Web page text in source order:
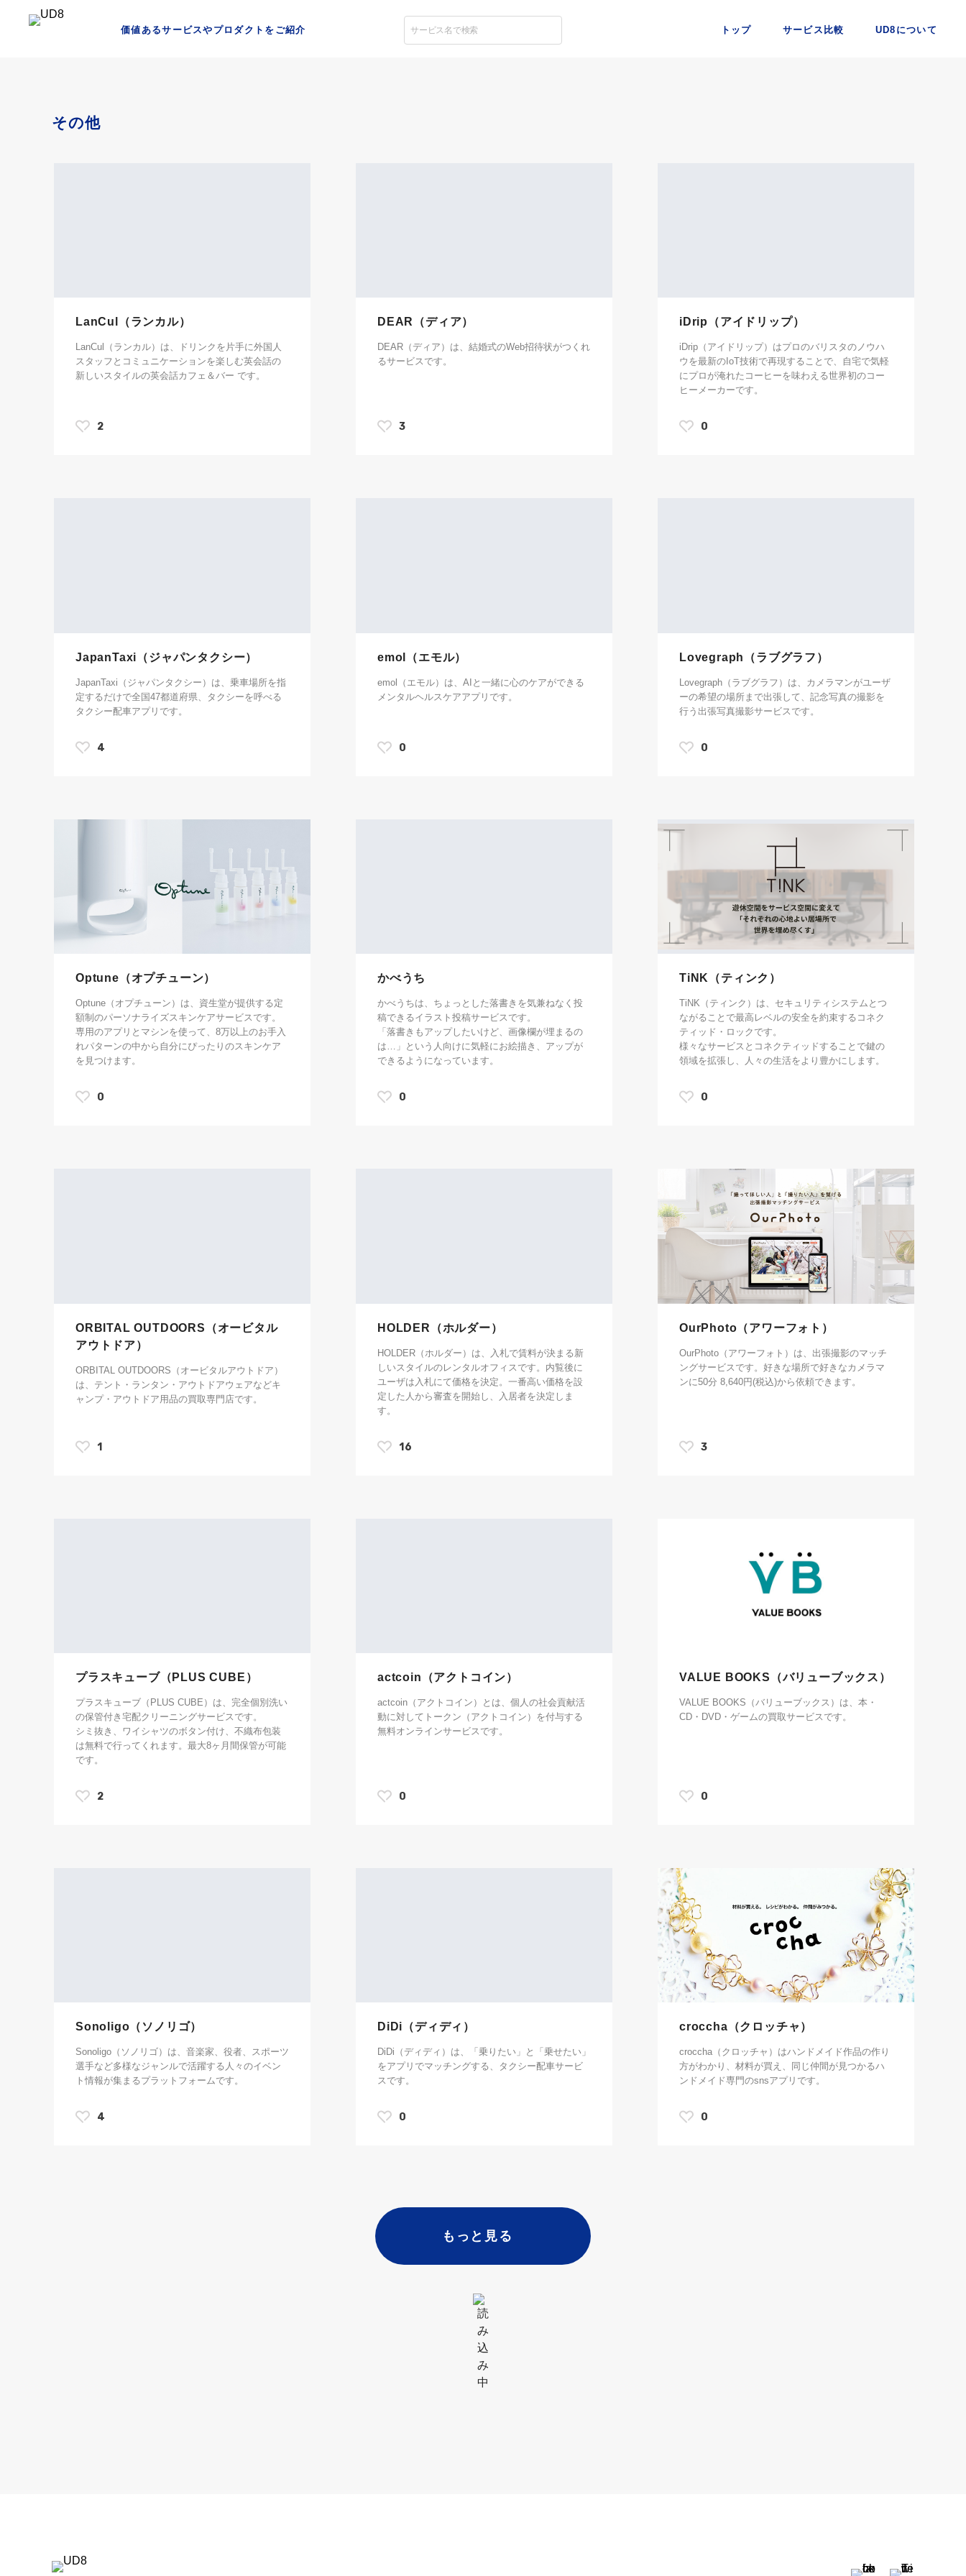
価値あるサービスやプロダクトをご紹介 トップ サービス比較 UD8について
その他
LanCul（ランカル）
LanCul（ランカル）は、ドリンクを片手に外国人
スタッフとコミュニケーションを楽しむ英会話の
新しいスタイルの英会話カフェ＆バー です。
2
DEAR（ディア）
DEAR（ディア）は、結婚式のWeb招待状がつくれ
るサービスです。
3
iDrip（アイドリップ）
iDrip（アイドリップ）はプロのバリスタのノウハ
ウを最新のIoT技術で再現することで、自宅で気軽
にプロが淹れたコーヒーを味わえる世界初のコー
ヒーメーカーです。
0
JapanTaxi（ジャパンタクシー）
JapanTaxi（ジャパンタクシー）は、乗車場所を指
定するだけで全国47都道府県、タクシーを呼べる
タクシー配車アプリです。
4
emol（エモル）
emol（エモル）は、AIと一緒に心のケアができる
メンタルヘルスケアアプリです。
0
Lovegraph（ラブグラフ）
Lovegraph（ラブグラフ）は、カメラマンがユーザ
ーの希望の場所まで出張して、記念写真の撮影を
行う出張写真撮影サービスです。
0
Optune（オプチューン）
Optune（オプチューン）は、資生堂が提供する定
額制のパーソナライズスキンケアサービスです。
専用のアプリとマシンを使って、8万以上のお手入
れパターンの中から自分にぴったりのスキンケア
を見つけます。
0
かべうち
かべうちは、ちょっとした落書きを気兼ねなく投
稿できるイラスト投稿サービスです。
「落書きもアップしたいけど、画像欄が埋まるの
は…」という人向けに気軽にお絵描き、アップが
できるようになっています。
0
TiNK（ティンク）
TiNK（ティンク）は、セキュリティシステムとつ
ながることで最高レベルの安全を約束するコネク
ティッド・ロックです。
様々なサービスとコネクティッドすることで鍵の
領域を拡張し、人々の生活をより豊かにします。
0
ORBITAL OUTDOORS（オービタル
アウトドア）
ORBITAL OUTDOORS（オービタルアウトドア）
は、テント・ランタン・アウトドアウェアなどキ
ャンプ・アウトドア用品の買取専門店です。
1
HOLDER（ホルダー）
HOLDER（ホルダー）は、入札で賃料が決まる新
しいスタイルのレンタルオフィスです。内覧後に
ユーザは入札にて価格を決定。一番高い価格を設
定した人から審査を開始し、入居者を決定しま
す。
16
OurPhoto（アワーフォト）
OurPhoto（アワーフォト）は、出張撮影のマッチ
ングサービスです。好きな場所で好きなカメラマ
ンに50分 8,640円(税込)から依頼できます。
3
プラスキューブ（PLUS CUBE）
プラスキューブ（PLUS CUBE）は、完全個別洗い
の保管付き宅配クリーニングサービスです。
シミ抜き、ワイシャツのボタン付け、不織布包装
は無料で行ってくれます。最大8ヶ月間保管が可能
です。
2
actcoin（アクトコイン）
actcoin（アクトコイン）とは、個人の社会貢献活
動に対してトークン（アクトコイン）を付与する
無料オンラインサービスです。
0
VALUE BOOKS（バリューブックス）
VALUE BOOKS（バリューブックス）は、本・
CD・DVD・ゲームの買取サービスです。
0
Sonoligo（ソノリゴ）
Sonoligo（ソノリゴ）は、音楽家、役者、スポーツ
選手など多様なジャンルで活躍する人々のイベン
ト情報が集まるプラットフォームです。
4
DiDi（ディディ）
DiDi（ディディ）は、「乗りたい」と「乗せたい」
をアプリでマッチングする、タクシー配車サービ
スです。
0
croccha（クロッチャ）
croccha（クロッチャ）はハンドメイド作品の作り
方がわかり、材料が買え、同じ仲間が見つかるハ
ンドメイド専門のsnsアプリです。
0
もっと見る